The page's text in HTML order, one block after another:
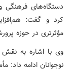
دستگاه‌های فرهنگی
کرد و گفت:
مؤثرتری در حوزه
وی با اشاره به
نوجوانان ادامه